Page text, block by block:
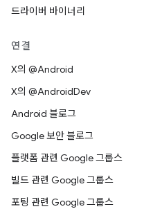
드라이버 바이너리
연결
X의 @Android
X의 @AndroidDev
Android 블로그
Google 보안 블로그
플랫폼 관련 Google 그룹스
빌드 관련 Google 그룹스
포팅 관련 Google 그룹스